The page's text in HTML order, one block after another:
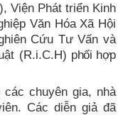
Viện Phát triển Kinh
Văn Hóa Xã Hội
Cứu Tư Vấn và
(R.i.C.H) phối hợp
chuyên gia, nhà
Các diễn giả đã